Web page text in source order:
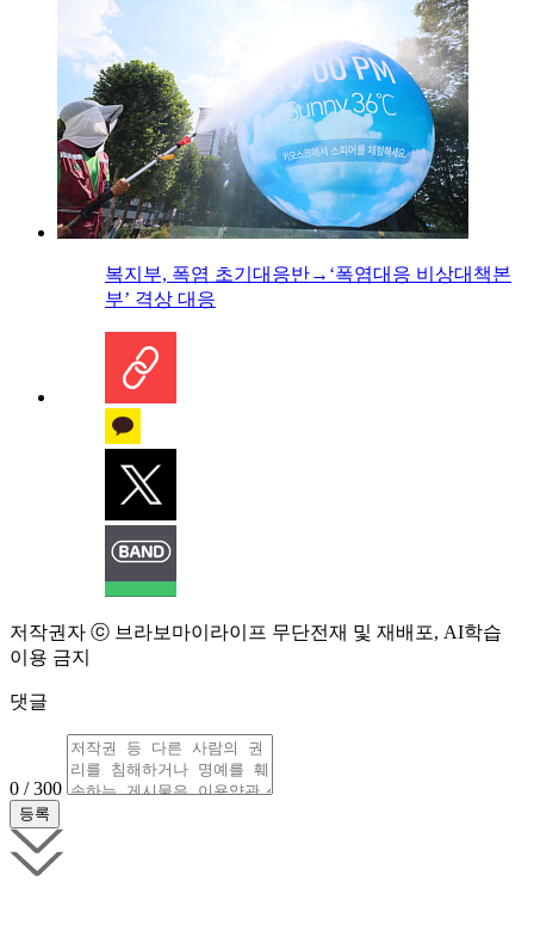
복지부, 폭염 초기대응반→‘폭염대응 비상대책본
부’ 격상 대응
저작권자 ⓒ 브라보마이라이프 무단전재 및 재배포, AI학습
이용 금지
댓글
0 / 300